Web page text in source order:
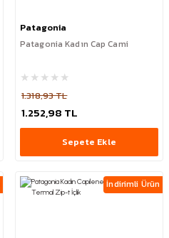
Patagonia
Patagonia Kadın Cap Cami
1.318,93 TL
1.252,98 TL
Sepete Ekle
İndirimli Ürün